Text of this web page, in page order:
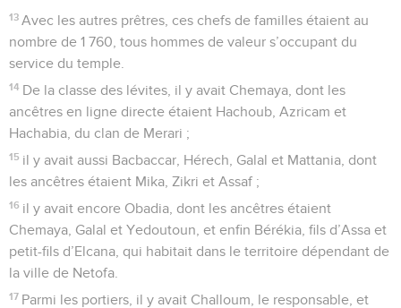
13 Avec les autres prêtres, ces chefs de familles étaient au
nombre de 1 760, tous hommes de valeur s’occupant du
service du temple.
14 De la classe des lévites, il y avait Chemaya, dont les
ancêtres en ligne directe étaient Hachoub, Azricam et
Hachabia, du clan de Merari ;
15 il y avait aussi Bacbaccar, Hérech, Galal et Mattania, dont
les ancêtres étaient Mika, Zikri et Assaf ;
16 il y avait encore Obadia, dont les ancêtres étaient
Chemaya, Galal et Yedoutoun, et enfin Bérékia, fils d’Assa et
petit-fils d’Elcana, qui habitait dans le territoire dépendant de
la ville de Netofa.
17 Parmi les portiers, il y avait Challoum, le responsable, et